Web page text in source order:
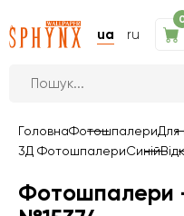
ua ru
ГоловнаФотошпалериДля
3Д ФотошпалериСиній
Фотошпалери